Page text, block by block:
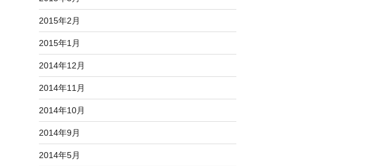
2015年2月
2015年1月
2014年12月
2014年11月
2014年10月
2014年9月
2014年5月